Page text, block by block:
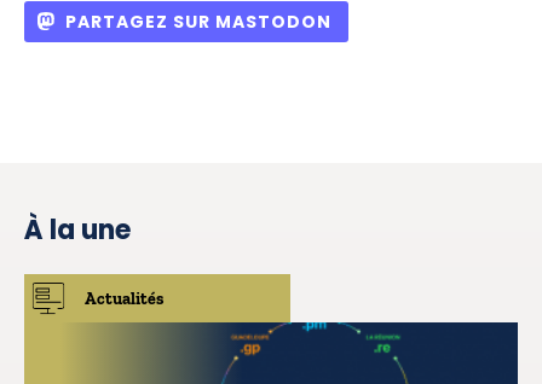
PARTAGEZ SUR MASTODON
À la une
Actualités